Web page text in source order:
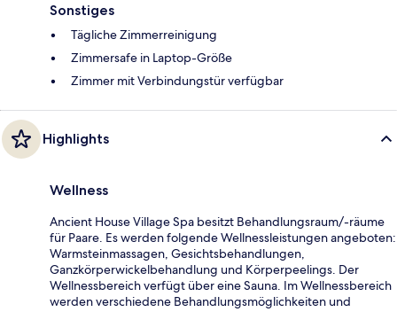
Sonstiges
Tägliche Zimmerreinigung
Zimmersafe in Laptop-Größe
Zimmer mit Verbindungstür verfügbar
Highlights
Wellness
Ancient House Village Spa besitzt Behandlungsraum/-räume
für Paare. Es werden folgende Wellnessleistungen angeboten:
Warmsteinmassagen, Gesichtsbehandlungen,
Ganzkörperwickelbehandlung und Körperpeelings. Der
Wellnessbereich verfügt über eine Sauna. Im Wellnessbereich
werden verschiedene Behandlungsmöglichkeiten und